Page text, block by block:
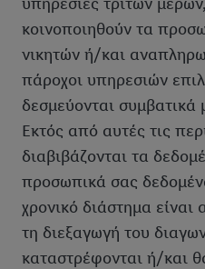
κοινοποιηθούν τα
νικητών ή/και
πάροχοι υπηρεσιών
δεσμεύονται συμβατικά
Εκτός από αυτές τις
διαβιβάζονται τα
προσωπικά σας
χρονικό διάστημα
τη διεξαγωγή του
καταστρέφονται ή/και